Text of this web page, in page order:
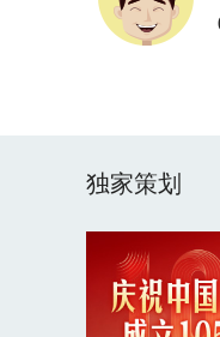
独家策划